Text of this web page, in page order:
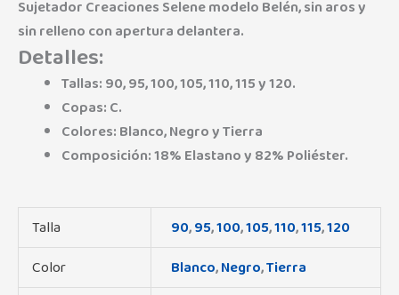
Sujetador Creaciones Selene modelo Belén, sin aros y
sin relleno con apertura delantera.
Detalles:
Tallas: 90, 95, 100, 105, 110, 115 y 120.
Copas: C.
Colores: Blanco, Negro y Tierra
Composición: 18% Elastano y 82% Poliéster.
Talla 90,95,100,105,110,115,120
Color
Blanco,Negro,Tierra